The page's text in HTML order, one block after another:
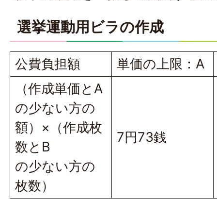
選挙運動用ビラの作成
公費負担額
単価の上限：A
（作成単価とA
の少ない方の
額）×（作成枚
数とB
の少ない方の
枚数）
7円73銭